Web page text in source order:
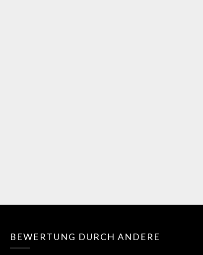
BEWERTUNG DURCH ANDERE